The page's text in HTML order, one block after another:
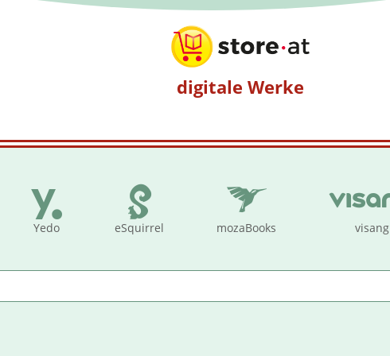
digitale Werke
Yedo eSquirrel mozaBooks visang